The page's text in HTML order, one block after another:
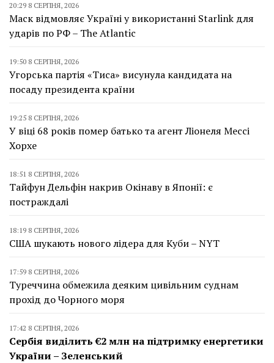
20:29 8 СЕРПНЯ, 2026
Маск відмовляє Україні у використанні Starlink для
ударів по РФ – The Atlantic
19:50 8 СЕРПНЯ, 2026
Угорська партія «Тиса» висунула кандидата на
посаду президента країни
19:25 8 СЕРПНЯ, 2026
У віці 68 років помер батько та агент Ліонеля Мессі
Хорхе
18:51 8 СЕРПНЯ, 2026
Тайфун Дельфін накрив Окінаву в Японії: є
постраждалі
18:19 8 СЕРПНЯ, 2026
США шукають нового лідера для Куби – NYT
17:59 8 СЕРПНЯ, 2026
Туреччина обмежила деяким цивільним суднам
прохід до Чорного моря
17:42 8 СЕРПНЯ, 2026
Сербія виділить €2 млн на підтримку енергетики
України – Зеленський